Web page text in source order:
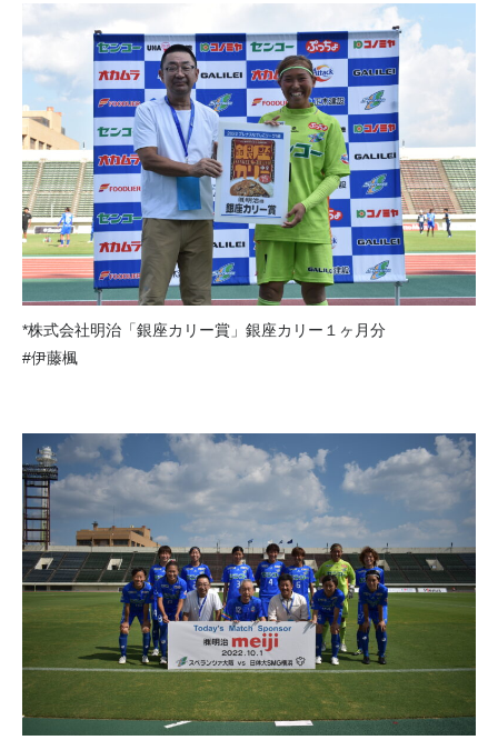
*株式会社明治「銀座カリー賞」銀座カリー１ヶ月分
#伊藤楓